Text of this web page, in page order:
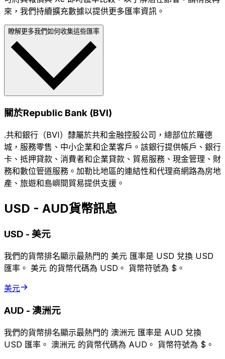
來，我們持續擴充數據以提供更多匯率資訊。
瞭解更多我們如何收集這些匯率
關於Republic Bank (BVI)
.共和銀行（BVI）隸屬於共和金融控股公司，總部位於羅德
城，服務零售、中小企業和企業客戶。該銀行提供帳戶、銀行
卡、抵押貸款、消費者和企業貸款、貿易服務、現金管理、財
務和數位管道服務。加勒比地區的連結性和代理商網路為房地
產、旅遊和島嶼間貿易提供支援。
USD - AUD貨幣訊息
USD - 美元
我們的貨幣排名顯示最熱門的 美元 匯率是 USD 兌換 USD
匯率。 美元 的貨幣代碼為 USD。 貨幣符號為 $。
美元
AUD - 澳洲元
我們的貨幣排名顯示最熱門的 澳洲元 匯率是 AUD 兌換
USD 匯率。 澳洲元 的貨幣代碼為 AUD。 貨幣符號為 $。